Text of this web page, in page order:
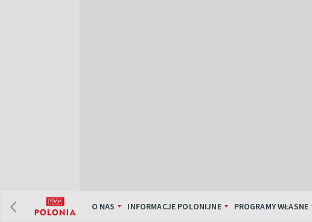
O NAS INFORMACJE POLONIJNE PROGRAMY WŁASNE